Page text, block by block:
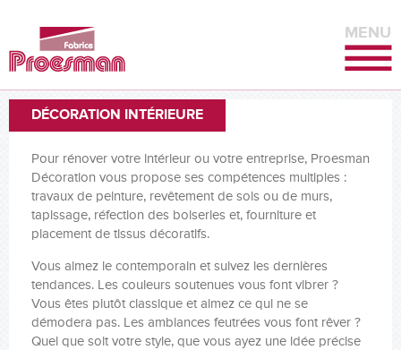
MENU
DÉCORATION INTÉRIEURE
Pour rénover votre intérieur ou votre entreprise, Proesman
Décoration vous propose ses compétences multiples :
travaux de peinture, revêtement de sols ou de murs,
tapissage, réfection des boiseries et, fourniture et
placement de tissus décoratifs.
Vous aimez le contemporain et suivez les dernières
tendances. Les couleurs soutenues vous font vibrer ?
Vous êtes plutôt classique et aimez ce qui ne se
démodera pas. Les ambiances feutrées vous font rêver ?
Quel que soit votre style, que vous ayez une idée précise